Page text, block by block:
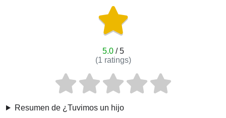
5.0/ 5
(1 ratings)
Resumen de ¿Tuvimos un hijo